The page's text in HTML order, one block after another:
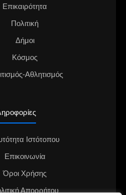
Επικαιρότητα
Πολιτική
Δήμοι
Κόσμος
Αθλητισμός
Ιστότοπου
Επικοινωνία
Όροι Χρήσης
Απορρήτου